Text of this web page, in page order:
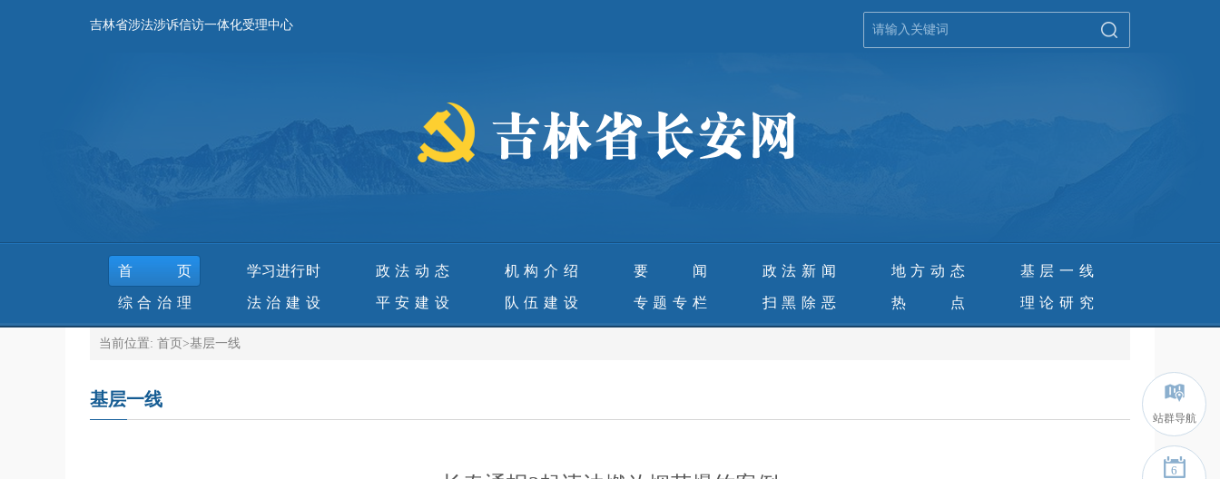
吉林省涉法涉诉信访一体化受理中心
首页 学习进行时 政法动态 机构介绍 要 闻 政法新闻 地方动态 基层一线
综合治理 法治建设 平安建设 队伍建设 专题专栏 扫黑除恶 热 点 理论研究
当前位置: 首页 >基层一线
基层一线
站群导航
6